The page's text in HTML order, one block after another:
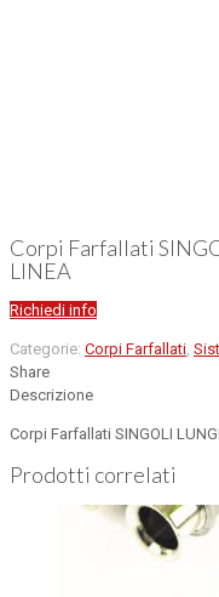
Corpi Farfallati
LINEA
Richiedi info
Categorie: Corpi Farfallati
Share
Descrizione
Corpi Farfallati SINGOLI
Prodotti correlati